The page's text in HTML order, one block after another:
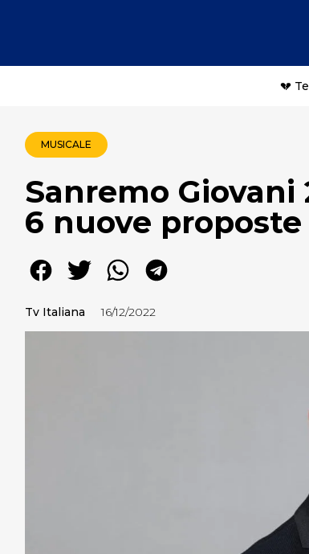
💔
MUSICALE
Sanremo
6 nuove
Tv Italiana 16/12/2022